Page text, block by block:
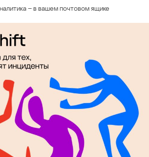
– в вашем почтовом ящике